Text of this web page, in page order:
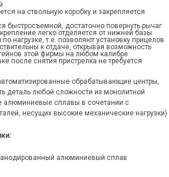
на ствольную коробку и закрепляется
быстросъемной, достаточно повернуть рычаг
легко отделяется от нижней базы
нагрузке, т.е. позволяют установку прицелов
к отдаче, открывая возможность
этой фирмы на любом калибре
после снятия пристрелка не требуется
обрабатывающие центры,
деталь любой сложности из монолитной
алюминиевые сплавы в сочетании с
несущих высокие механические нагрузки)
алюминиевый сплав